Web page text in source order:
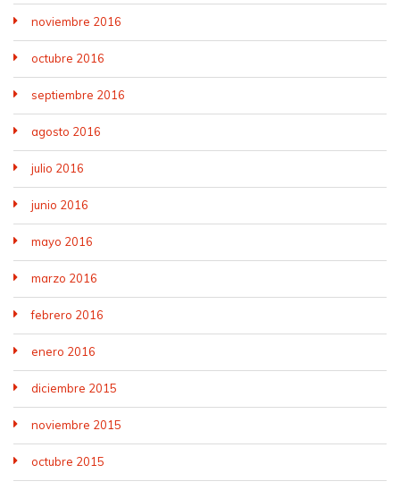
noviembre 2016
octubre 2016
septiembre 2016
agosto 2016
julio 2016
junio 2016
mayo 2016
marzo 2016
febrero 2016
enero 2016
diciembre 2015
noviembre 2015
octubre 2015